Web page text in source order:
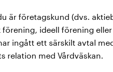
är företagskund (dvs.
ideell förening
ingått ett särskilt avtal
relation med Vårdväskan.